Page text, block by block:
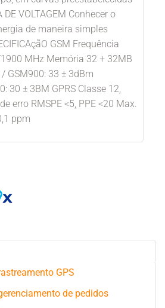
DE VOLTAGEM Conhecer o
de maneira simples
GSM Frequência
MHz Memória 32 + 32MB
GSM900: 33 ± 3dBm
30 ± 3BM GPRS Classe 12,
erro RMSPE <5, PPE <20 Max.
ppm
GPS
de pedidos